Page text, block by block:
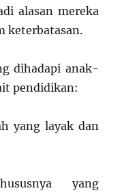
alasan mereka
keterbatasan.
dihadapi anak-
pendidikan:
yang layak dan
yang